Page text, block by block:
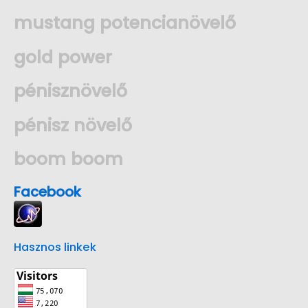
mustang potencianövelő
gold power
pénisznövelő
pénisz növelő
boom boom
Facebook
Hasznos linkek